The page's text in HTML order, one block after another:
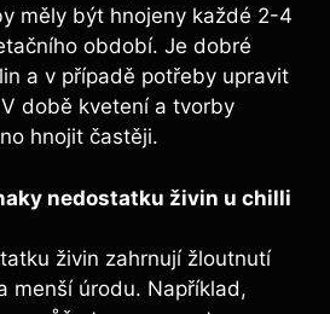
měly​ být ​hnojeny každé ‌2-4⁤
období. Je dobré
a ⁢v případě potřeby upravit⁣
době kvetení a tvorby
⁤hnojit častěji.
nedostatku živin u ‌chilli
živin zahrnují žloutnutí‌
menší úrodu. Například,